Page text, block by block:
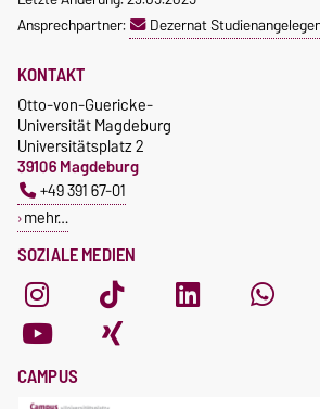
Ansprechpartner:
Dezernat
SOZIALE MEDIEN
KONTAKT
Otto-von-Guericke-
Universität Magdeburg
Universitätsplatz 2
39106 Magdeburg
+49 391 67-01
mehr…
CAMPUS